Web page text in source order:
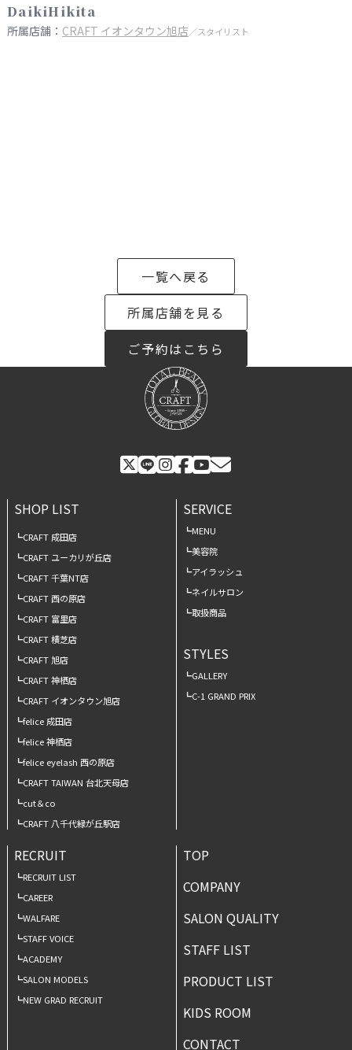
DaikiHikita
所属店舗： CRAFT イオンタウン旭店／スタイリスト
一覧へ戻る
所属店舗を見る
ご予約はこちら
SHOP LIST
CRAFT 成田店
CRAFT ユーカリが丘店
CRAFT 千葉NT店
CRAFT 西の原店
CRAFT 富里店
CRAFT 横芝店
CRAFT 旭店
CRAFT 神栖店
CRAFT イオンタウン旭店
felice 成田店
felice 神栖店
felice eyelash 西の原店
CRAFT TAIWAN 台北天母店
cut＆co
CRAFT 八千代緑が丘駅店
SERVICE
MENU
美容院
アイラッシュ
ネイルサロン
取扱商品
STYLES
GALLERY
C-1 GRAND PRIX
RECRUIT
RECRUIT LIST
CAREER
WALFARE
STAFF VOICE
ACADEMY
SALON MODELS
NEW GRAD RECRUIT
TOP
COMPANY
SALON QUALITY
STAFF LIST
PRODUCT LIST
KIDS ROOM
CONTACT